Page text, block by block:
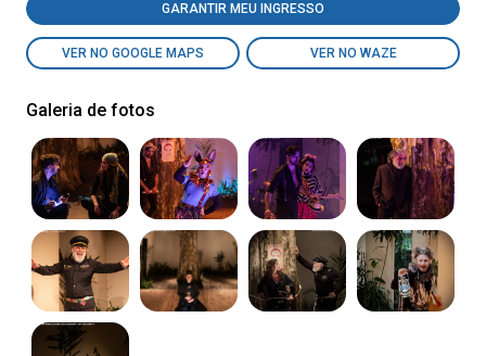
GARANTIR MEU INGRESSO
VER NO GOOGLE MAPS VER NO WAZE
Galeria de fotos